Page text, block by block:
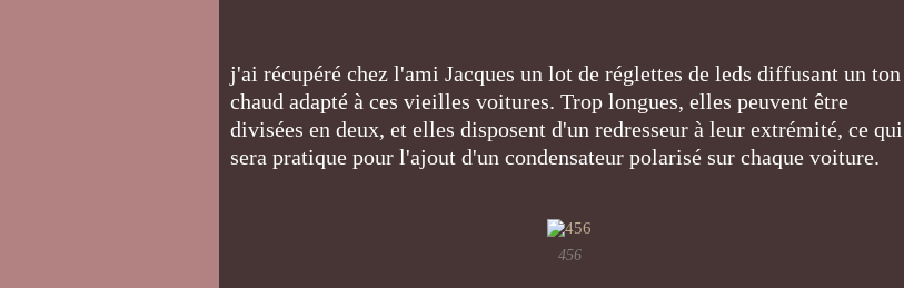
j'ai récupéré chez l'ami Jacques un lot de réglettes de leds diffusant un ton
chaud adapté à ces vieilles voitures. Trop longues, elles peuvent être
divisées en deux, et elles disposent d'un redresseur à leur extrémité, ce qui
sera pratique pour l'ajout d'un condensateur polarisé sur chaque voiture.
456